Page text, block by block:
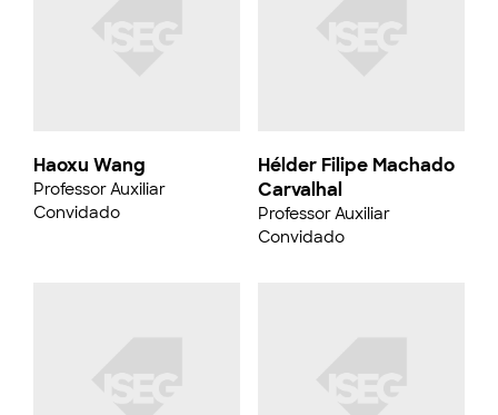
Haoxu Wang
Professor Auxiliar
Convidado
Hélder Filipe Machado
Carvalhal
Professor Auxiliar
Convidado